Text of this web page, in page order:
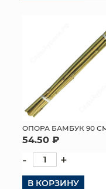
ОПОРА БАМБУК 90
54.50 ₽
- +
В КОРЗИНУ